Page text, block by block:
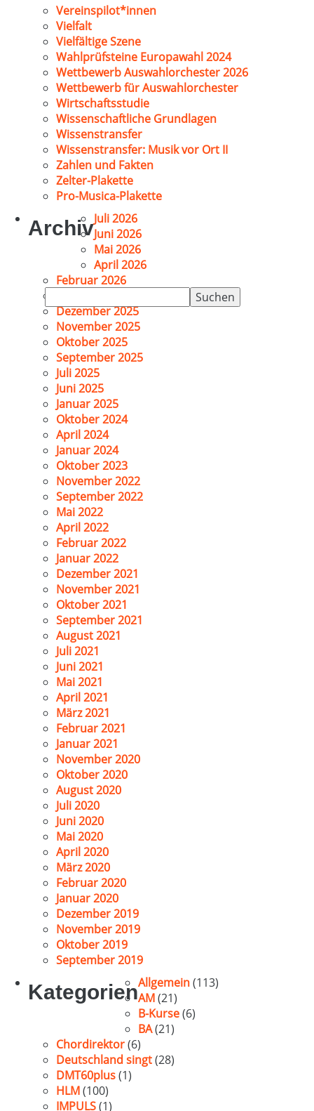
Suchen
nach:
Vereinspilot*innen
Vielfalt
Vielfältige Szene
Wahlprüfsteine Europawahl 2024
Wettbewerb Auswahlorchester 2026
Wettbewerb für Auswahlorchester
Wirtschaftsstudie
Wissenschaftliche Grundlagen
Wissenstransfer
Wissenstransfer: Musik vor Ort II
Zahlen und Fakten
Zelter-Plakette
Pro-Musica-Plakette
ArchivJuli 2026
Juni 2026
Mai 2026
April 2026
Februar 2026
Dezember 2025
November 2025
Oktober 2025
September 2025
Juli 2025
Juni 2025
Januar 2025
Oktober 2024
April 2024
Januar 2024
Oktober 2023
November 2022
September 2022
Mai 2022
April 2022
Februar 2022
Januar 2022
Dezember 2021
November 2021
Oktober 2021
September 2021
August 2021
Juli 2021
Juni 2021
Mai 2021
April 2021
März 2021
Februar 2021
Januar 2021
November 2020
Oktober 2020
August 2020
Juli 2020
Juni 2020
Mai 2020
April 2020
März 2020
Februar 2020
Januar 2020
Dezember 2019
November 2019
Oktober 2019
September 2019
KategorienAllgemein(113)
AM(21)
B-Kurse(6)
BA(21)
Chordirektor(6)
Deutschland singt(28)
DMT60plus(1)
HLM(100)
IMPULS(1)